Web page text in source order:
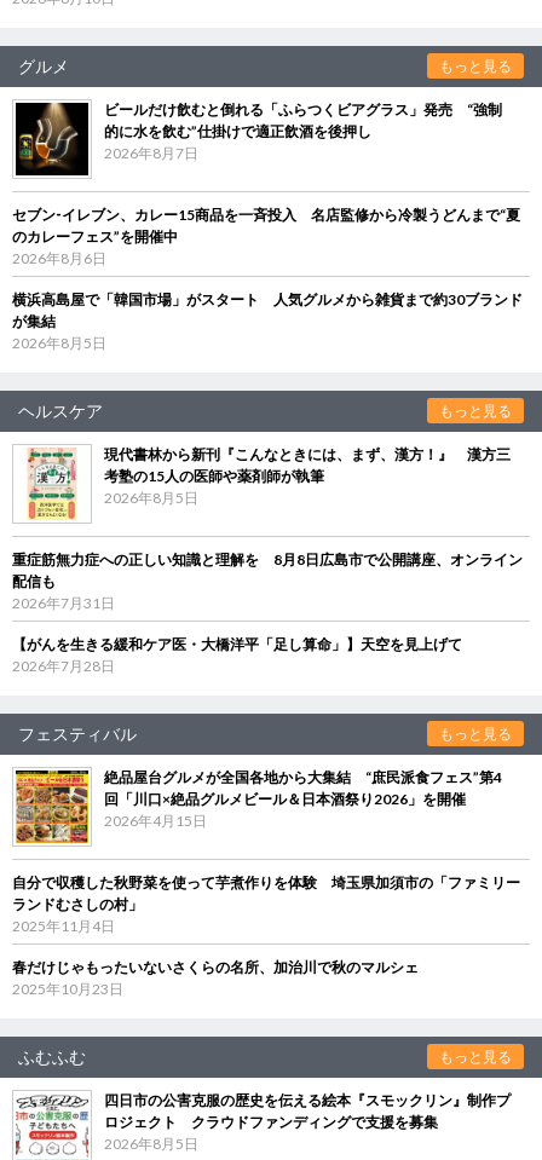
グルメ もっと見る
ビールだけ飲むと倒れる「ふらつくビアグラス」発売 “強制
的に水を飲む”仕掛けで適正飲酒を後押し
2026年8月7日
セブン‐イレブン、カレー15商品を一斉投入 名店監修から冷製うどんまで“夏
のカレーフェス”を開催中
2026年8月6日
横浜高島屋で「韓国市場」がスタート 人気グルメから雑貨まで約30ブランド
が集結
2026年8月5日
ヘルスケア もっと見る
現代書林から新刊『こんなときには、まず、漢方！』 漢方三
考塾の15人の医師や薬剤師が執筆
2026年8月5日
重症筋無力症への正しい知識と理解を 8月8日広島市で公開講座、オンライン
配信も
2026年7月31日
【がんを生きる緩和ケア医・大橋洋平「足し算命」】天空を見上げて
2026年7月28日
フェスティバル もっと見る
絶品屋台グルメが全国各地から大集結 “庶民派食フェス”第4
回「川口×絶品グルメビール＆日本酒祭り2026」を開催
2026年4月15日
自分で収穫した秋野菜を使って芋煮作りを体験 埼玉県加須市の「ファミリー
ランドむさしの村」
2025年11月4日
春だけじゃもったいないさくらの名所、加治川で秋のマルシェ
2025年10月23日
ふむふむ もっと見る
四日市の公害克服の歴史を伝える絵本『スモックリン』制作プ
ロジェクト クラウドファンディングで支援を募集
2026年8月5日